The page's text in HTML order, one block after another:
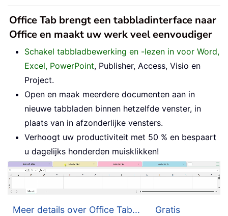
Office Tab brengt een tabbladinterface naar
Office en maakt uw werk veel eenvoudiger
Schakel tabbladbewerking en -lezen in voor Word,
Excel, PowerPoint, Publisher, Access, Visio en
Project.
Open en maak meerdere documenten aan in
nieuwe tabbladen binnen hetzelfde venster, in
plaats van in afzonderlijke vensters.
Verhoogt uw productiviteit met 50 % en bespaart
u dagelijks honderden muisklikken!
Meer details over Office Tab...
Gratis